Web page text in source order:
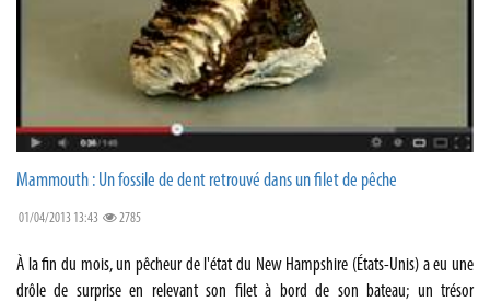
Mammouth : Un fossile de dent retrouvé dans un filet de pêche
01/04/2013 13:43 2785
À la fin du mois, un pêcheur de l'état du New Hampshire (États-Unis) a eu une
drôle de surprise en relevant son filet à bord de son bateau; un trésor